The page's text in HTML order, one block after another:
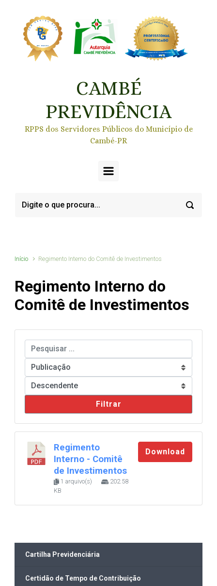
CAMBÉ
PREVIDÊNCIA
RPPS dos Servidores Públicos do Município de
Cambé-PR
Início Regimento Interno do Comitê de Investimentos
Regimento Interno do
Comitê de Investimentos
Filtrar
Regimento
Interno - Comitê
de Investimentos
1 arquivo(s)
202.58
KB
Download
Cartilha Previdenciária
Certidão de Tempo de Contribuição